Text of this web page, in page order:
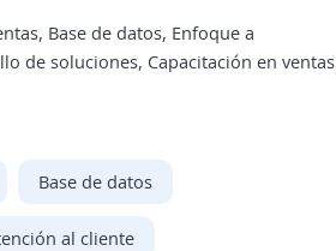
Base de datos, Enfoque a
de soluciones, Capacitación en ventas
Base de datos
al cliente